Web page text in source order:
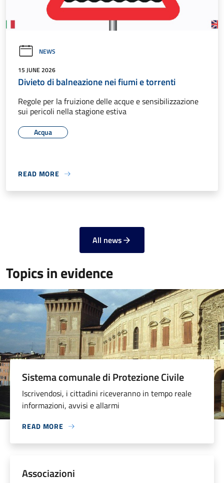
NEWS
15 JUNE 2026
Divieto di balneazione nei fiumi e torrenti
Regole per la fruizione delle acque e sensibilizzazione
sui pericoli nella stagione estiva
Acqua
READ MORE
All news
Topics in evidence
Sistema comunale di Protezione Civile
Iscrivendosi, i cittadini riceveranno in tempo reale
informazioni, avvisi e allarmi
READ MORE
Associazioni